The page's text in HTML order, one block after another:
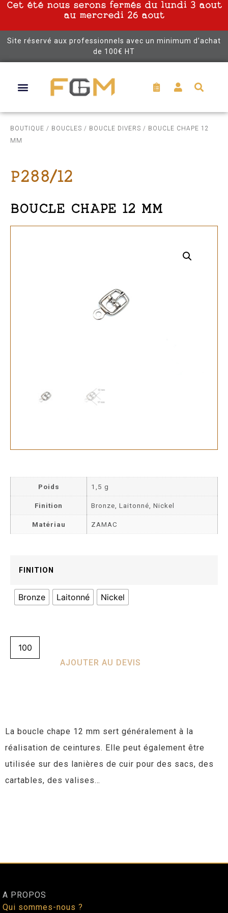
Cet été nous serons fermés du lundi 3 aout
au mercredi 26 aout
Site réservé aux professionnels avec un minimum d’achat
de 100€ HT
BOUTIQUE / BOUCLES / BOUCLE DIVERS / BOUCLE CHAPE 12
MM
P288/12
BOUCLE CHAPE 12 MM
Poids 1,5 g
Finition Bronze, Laitonné, Nickel
Matériau ZAMAC
FINITION
Bronze Laitonné Nickel
AJOUTER AU DEVIS
La boucle chape 12 mm sert généralement à la
réalisation de ceintures. Elle peut également être
utilisée sur des lanières de cuir pour des sacs, des
cartables, des valises…
A PROPOS
Qui sommes-nous ?